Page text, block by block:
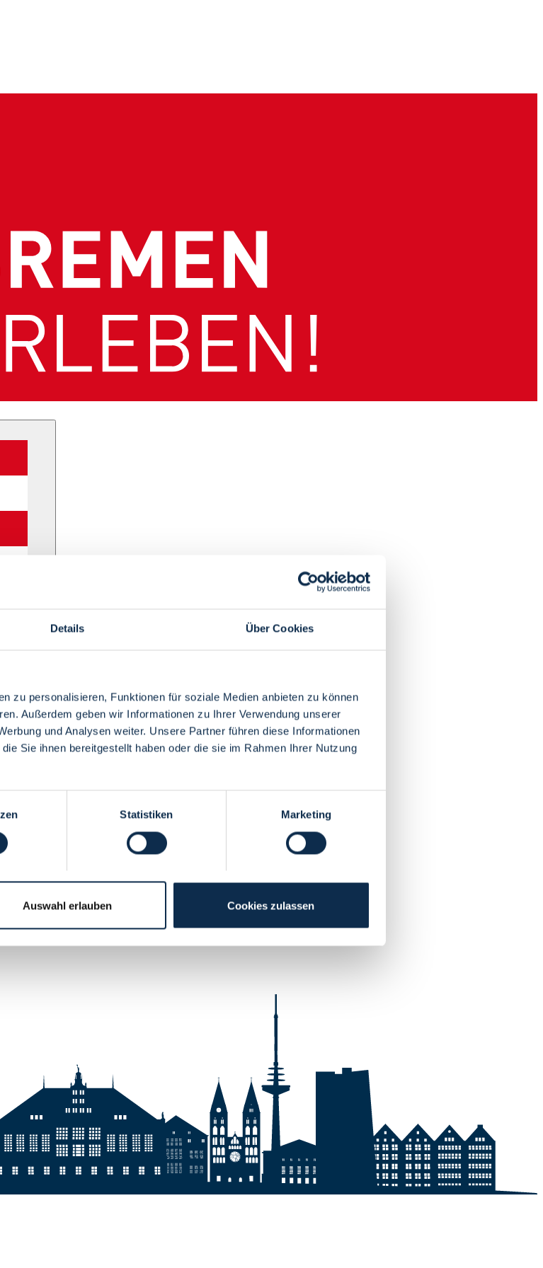
Details Über Cookies
zu personalisieren, Funktionen für soziale Medien anbieten zu können
Außerdem geben wir Informationen zu Ihrer Verwendung unserer
und Analysen weiter. Unsere Partner führen diese Informationen
Sie ihnen bereitgestellt haben oder die sie im Rahmen Ihrer Nutzung
Statistiken Marketing
Auswahl erlauben Cookies zulassen
Menü